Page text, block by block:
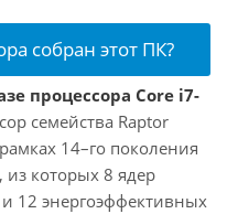
собран этот ПК?
процессора Core i7-
семейства Raptor
14–го поколения
которых 8 ядер
12 энергоэффективных